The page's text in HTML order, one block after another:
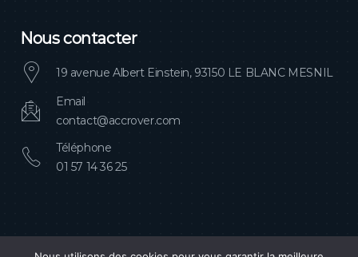
Nous contacter
19 avenue Albert Einstein, 93150 LE BLANC MESNIL
Email
contact@accrover.com
Téléphone
01 57 14 36 25